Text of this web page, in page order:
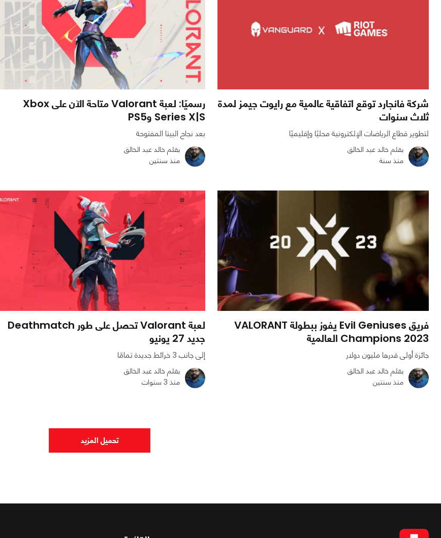
شركة فانجارد توقع اتفاقية عالمية مع رايوت جيمز لمدة
ثلاث سنوات
لتطوير قطاع الرياضات الإلكترونية محليًا وإقليميًا
بقلم خالد عبد الخالق
منذ سنة
1
رسميًا: لعبة Valorant متاحة الآن على Xbox
Series X|S وPS5
بعد نجاح البيتا المفتوحة
بقلم خالد عبد الخالق
منذ سنتين
فريق Evil Geniuses يفوز ببطولة VALORANT
Champions 2023 العالمية
جائزة أولى قدرها مليون دولار
بقلم خالد عبد الخالق
منذ سنتين
لعبة Valorant تحصل على طور Deathmatch
جديد 27 يونيو
إلى جانب 3 خرائط جديدة تمامًا
بقلم خالد عبد الخالق
منذ 3 سنوات
تحميل المزيد